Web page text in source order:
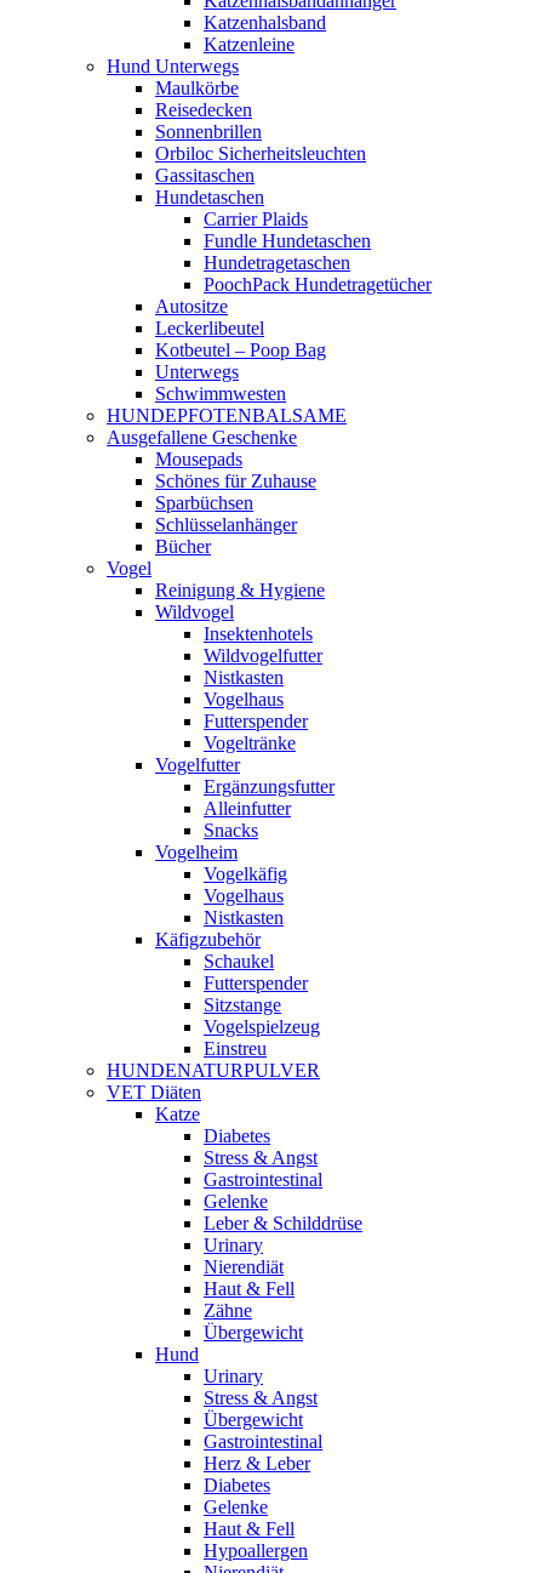
Katzenhalsband
Katzenleine
Hund Unterwegs
Maulkörbe
Reisedecken
Sonnenbrillen
Orbiloc Sicherheitsleuchten
Gassitaschen
Hundetaschen
Carrier Plaids
Fundle Hundetaschen
Hundetragetaschen
PoochPack Hundetragetücher
Autositze
Leckerlibeutel
Kotbeutel – Poop Bag
Unterwegs
Schwimmwesten
HUNDEPFOTENBALSAME
Ausgefallene Geschenke
Mousepads
Schönes für Zuhause
Sparbüchsen
Schlüsselanhänger
Bücher
Vogel
Reinigung & Hygiene
Wildvogel
Insektenhotels
Wildvogelfutter
Nistkasten
Vogelhaus
Futterspender
Vogeltränke
Vogelfutter
Ergänzungsfutter
Alleinfutter
Snacks
Vogelheim
Vogelkäfig
Vogelhaus
Nistkasten
Käfigzubehör
Schaukel
Futterspender
Sitzstange
Vogelspielzeug
Einstreu
HUNDENATURPULVER
VET Diäten
Katze
Diabetes
Stress & Angst
Gastrointestinal
Gelenke
Leber & Schilddrüse
Urinary
Nierendiät
Haut & Fell
Zähne
Übergewicht
Hund
Urinary
Stress & Angst
Übergewicht
Gastrointestinal
Herz & Leber
Diabetes
Gelenke
Haut & Fell
Hypoallergen